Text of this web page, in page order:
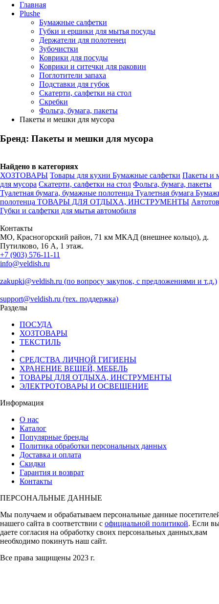
Главная
Plushe
Бумажные салфетки
Губки и ершики для мытья посуды
Держатели для полотенец
Зубочистки
Коврики для посуды
Коврики и ситечки для раковин
Поглотители запаха
Подставки для губок
Скатерти, салфетки на стол
Скребки
Фольга, бумага, пакеты
Пакеты и мешки для мусора
Бренд: Пакеты и мешки для мусора
Найдено в категориях
ХОЗТОВАРЫ Товары для кухни Бумажные салфетки Пакеты и
для мусора Скатерти, салфетки на стол Фольга, бумага, пакеты
Туалетная бумага, бумажные полотенца Туалетная бумага
полотенца ТОВАРЫ ДЛЯ ОТДЫХА, ИНСТРУМЕНТЫ
Губки и салфетки для мытья автомобиля
Контакты
МО, Красногорский район, 71 км МКАД (внешнее кольцо), д.
Путилково, 16 А, 1 этаж.
+7 (903) 576-11-11
info@veldish.ru
zakupki@veldish.ru (по вопросу закупок, с предложениями и т.д.)
support@veldish.ru (тех. поддержка)
Разделы
ПОСУДА
ХОЗТОВАРЫ
ТЕКСТИЛЬ
СРЕДСТВА ЛИЧНОЙ ГИГИЕНЫ
ХРАНЕНИЕ ВЕЩЕЙ, МЕБЕЛЬ
ТОВАРЫ ДЛЯ ОТДЫХА, ИНСТРУМЕНТЫ
ЭЛЕКТРОТОВАРЫ И ОСВЕЩЕНИЕ
Информация
О нас
Каталог
Популярные бренды
Политика обработки персональных данных
Доставка и оплата
Скидки
Гарантия и возврат
Контакты
ПЕРСОНАЛЬНЫЕ ДАННЫЕ
Мы получаем и обрабатываем персональные данные
нашего сайта в соответствии с официальной политикой. Если
даете согласия на обработку своих персональных данных,вам
необходимо покинуть наш сайт.
Все права защищены 2023 г.